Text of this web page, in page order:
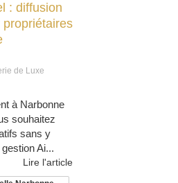
: diffusion
de Luxe
à Narbonne
souhaitez
sans y
Ai...
Lire l'article